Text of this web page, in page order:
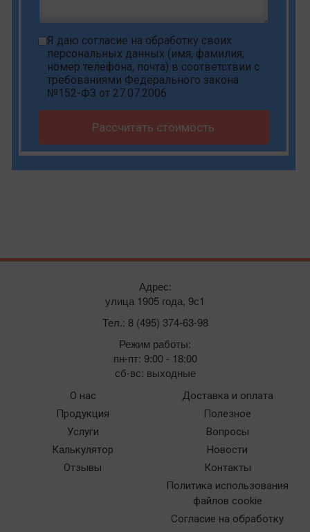
Я даю согласие на обработку своих
персональных данных (имя, фамилия,
номер телефона, почта) в соответствии с
требованиями Федерального закона
№152-ФЗ от 27.07.2006
Рассчитать стоимость
О нас
Продукция
Услуги
Калькулятор
Отзывы
Доставка и оплата
Полезное
Вопросы
Новости
Контакты
Политика использования
файлов cookie
Согласие на обработку
Адрес:
улица 1905 года, 9с1
Тел.: 8 (495) 374-63-98
Режим работы:
пн-пт: 9:00 - 18:00
сб-вс: выходные